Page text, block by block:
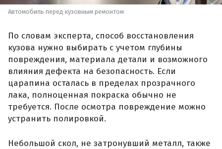
Автомобиль перед кузовным ремонтом
По словам эксперта, способ восстановления
кузова нужно выбирать с учетом глубины
повреждения, материала детали и возможного
влияния дефекта на безопасность. Если
царапина осталась в пределах прозрачного
лака, полноценная покраска обычно не
требуется. После осмотра повреждение можно
устранить полировкой.
Небольшой скол, не затронувший металл, также